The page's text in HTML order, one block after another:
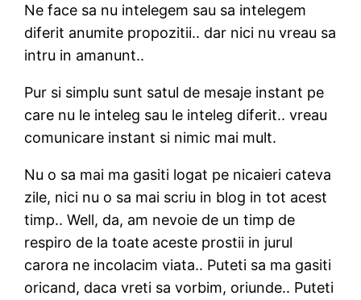
Ne face sa nu intelegem sau sa intelegem
diferit anumite propozitii.. dar nici nu vreau sa
intru in amanunt..
Pur si simplu sunt satul de mesaje instant pe
care nu le inteleg sau le inteleg diferit.. vreau
comunicare instant si nimic mai mult.
Nu o sa mai ma gasiti logat pe nicaieri cateva
zile, nici nu o sa mai scriu in blog in tot acest
timp.. Well, da, am nevoie de un timp de
respiro de la toate aceste prostii in jurul
carora ne incolacim viata.. Puteti sa ma gasiti
oricand, daca vreti sa vorbim, oriunde.. Puteti